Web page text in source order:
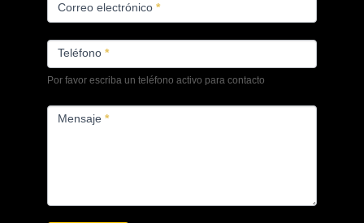
Correo electrónico*
Teléfono*
Por favor escriba un teléfono activo para contacto
Mensaje*